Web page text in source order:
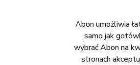
Abon umożliwia
samo jak
wybrać Abon na
stronach